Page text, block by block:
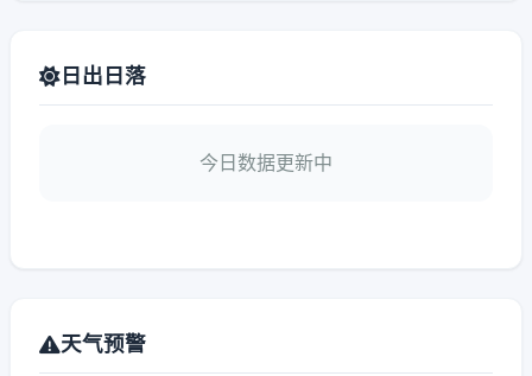
日出日落
今日数据更新中
天气预警